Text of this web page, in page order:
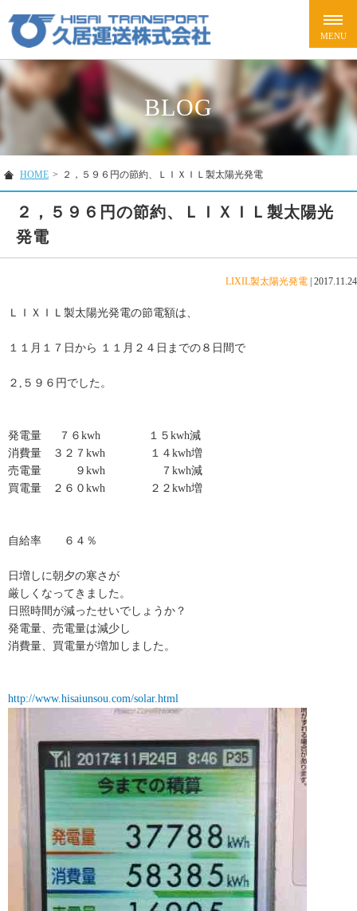
BLOG
HOME > ２，５９６円の節約、ＬＩＸＩＬ製太陽光発電
２，５９６円の節約、ＬＩＸＩＬ製太陽光
発電
LIXIL製太陽光発電 2017.11.24
ＬＩＸＩＬ製太陽光発電の節電額は、
１１月１７日から １１月２４日までの８日間で
２,５９６円でした。
発電量 ７６kwh １５kwh減
消費量 ３２７kwh １４kwh増
売電量 ９kwh ７kwh減
買電量 ２６０kwh ２２kwh増
自給率 ６４％
日増しに朝夕の寒さが
厳しくなってきました。
日照時間が減ったせいでしょうか？
発電量、売電量は減少し
消費量、買電量が増加しました。
http://www.hisaiunsou.com/solar.html